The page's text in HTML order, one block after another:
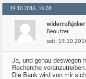
19.10.2016, 16:08
widerrufsjoker
Benutzer
seit:
Ja, und genau deswegen
Recherche voranzutreiben.
Die Bank wird von mir